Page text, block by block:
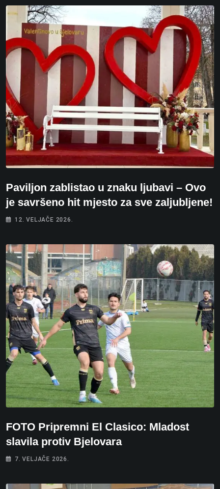
Paviljon zablistao u znaku ljubavi – Ovo
je savršeno hit mjesto za sve zaljubljene!
12. VELJAČE 2026.
FOTO Pripremni El Clasico: Mladost
slavila protiv Bjelovara
7. VELJAČE 2026.